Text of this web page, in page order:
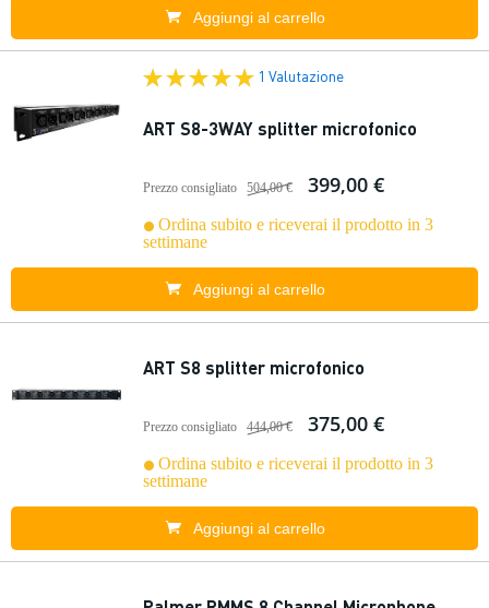
Aggiungi al carrello
1 Valutazione
ART S8-3WAY splitter microfonico
Prezzo consigliato 504,00 € 399,00 €
Ordina subito e riceverai il prodotto in 3
settimane
Aggiungi al carrello
ART S8 splitter microfonico
Prezzo consigliato 444,00 € 375,00 €
Ordina subito e riceverai il prodotto in 3
settimane
Aggiungi al carrello